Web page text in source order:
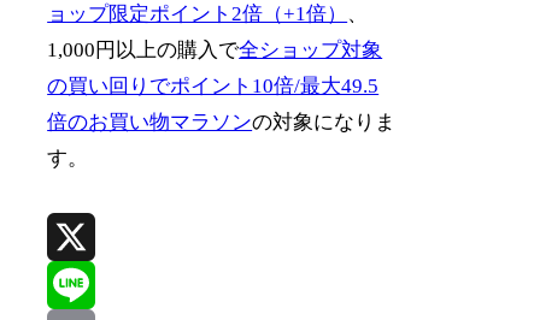
ョップ限定ポイント2倍（+1倍） 、
1,000円以上の購入で全ショップ対象
の買い回りでポイント10倍/最大49.5
倍のお買い物マラソンの対象になりま
す。
X